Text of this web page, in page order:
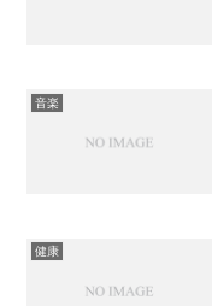
音楽
健康